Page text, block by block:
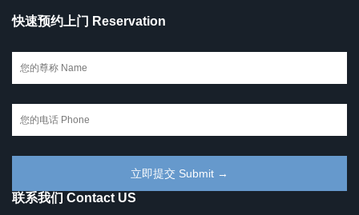
快速预约上门 Reservation
联系我们 Contact US